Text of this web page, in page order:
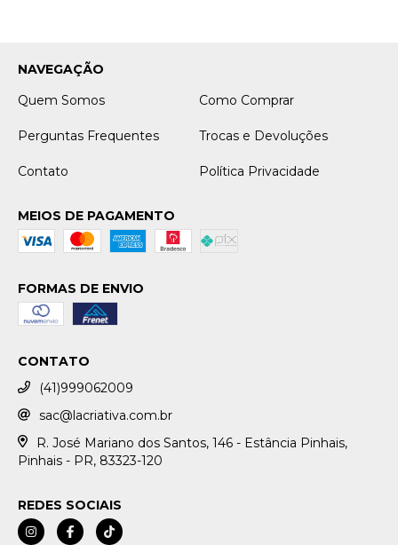
NAVEGAÇÃO
Quem Somos
Como Comprar
Perguntas Frequentes Trocas e Devoluções
Contato Política Privacidade
MEIOS DE PAGAMENTO
FORMAS DE ENVIO
CONTATO
(41)999062009
sac@lacriativa.com.br
R. José Mariano dos Santos, 146 - Estância Pinhais,
Pinhais - PR, 83323-120
REDES SOCIAIS